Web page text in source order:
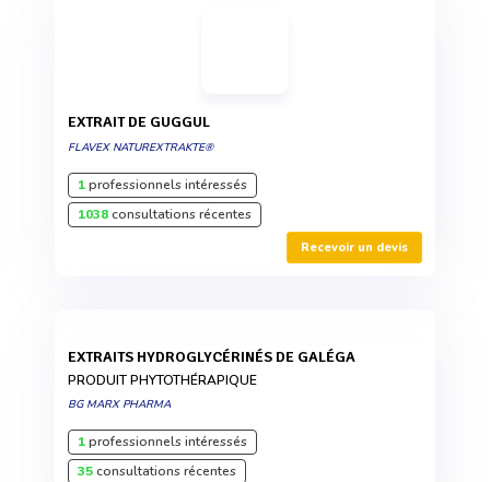
EXTRAIT DE GUGGUL
FLAVEX NATUREXTRAKTE®
1professionnels intéressés
1038consultations récentes
Recevoir un devis
EXTRAITS HYDROGLYCÉRINÉS DE GALÉGA
PRODUIT PHYTOTHÉRAPIQUE
BG MARX PHARMA
1professionnels intéressés
35consultations récentes